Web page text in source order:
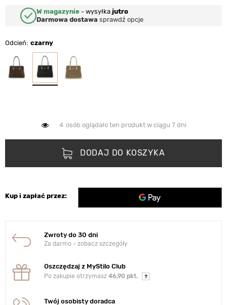
W magazynie - wysyłka jutro
Darmowa dostawa sprawdź opcje
Odcień czarny
4 osób oglądało ten produkt w ciągu 7 dni
DODAJ DO KOSZYKA
Kup i zapłać przez:
Zwroty do 30 dni
Za darmo - zobacz szczegóły
Oszczędzaj z MyStilo Club
Po zakupie otrzymasz 46,90 pkt.
Twój osobisty doradca